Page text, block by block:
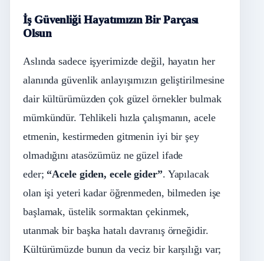
İş Güvenliği Hayatımızın Bir Parçası
Olsun
Aslında sadece işyerimizde değil, hayatın her
alanında güvenlik anlayışımızın geliştirilmesine
dair kültürümüzden çok güzel örnekler bulmak
mümkündür. Tehlikeli hızla çalışmanın, acele
etmenin, kestirmeden gitmenin iyi bir şey
olmadığını atasözümüz ne güzel ifade
eder; “Acele giden, ecele gider”. Yapılacak
olan işi yeteri kadar öğrenmeden, bilmeden işe
başlamak, üstelik sormaktan çekinmek,
utanmak bir başka hatalı davranış örneğidir.
Kültürümüzde bunun da veciz bir karşılığı var;